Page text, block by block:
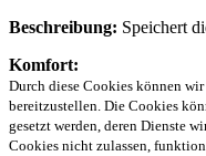
Beschreibung: Speichert
Komfort:
Durch diese Cookies können
bereitzustellen. Die Cookies
gesetzt werden, deren Dienste
Cookies nicht zulassen,